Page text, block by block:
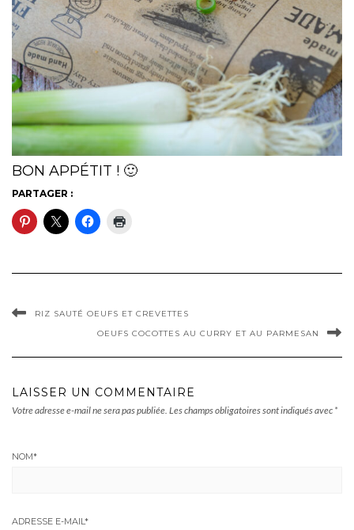
BON APPÉTIT ! 🙂
PARTAGER :
RIZ SAUTÉ OEUFS ET CREVETTES
OEUFS COCOTTES AU CURRY ET AU PARMESAN
LAISSER UN COMMENTAIRE
Votre adresse e-mail ne sera pas publiée. Les champs obligatoires sont indiqués avec *
NOM*
ADRESSE E-MAIL*